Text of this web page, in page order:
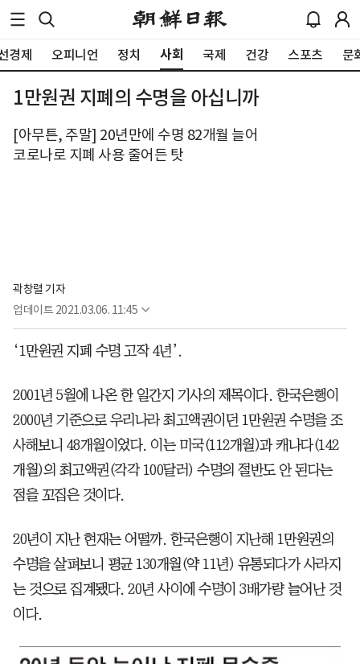
경제 오피니언 정치 사회 국제 건강 스포츠 문
1만원권 지폐의 수명을 아십니까
[아무튼, 주말] 20년만에 수명 82개월 늘어
코로나로 지폐 사용 줄어든 탓
곽창렬 기자
업데이트 2021.03.06. 11:45
‘1만원권 지폐 수명 고작 4년’.
2001년 5월에 나온 한 일간지 기사의 제목이다. 한국은행이
2000년 기준으로 우리나라 최고액권이던 1만원권 수명을 조
사해보니 48개월이었다. 이는 미국(112개월)과 캐나다(142
개월)의 최고액권(각각 100달러) 수명의 절반도 안 된다는
점을 꼬집은 것이다.
20년이 지난 현재는 어떨까. 한국은행이 지난해 1만원권의
수명을 살펴보니 평균 130개월(약 11년) 유통되다가 사라지
는 것으로 집계됐다. 20년 사이에 수명이 3배가량 늘어난 것
이다.